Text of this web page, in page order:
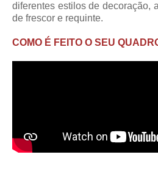
diferentes estilos de decoração,
de frescor e requinte.
COMO É FEITO O SEU